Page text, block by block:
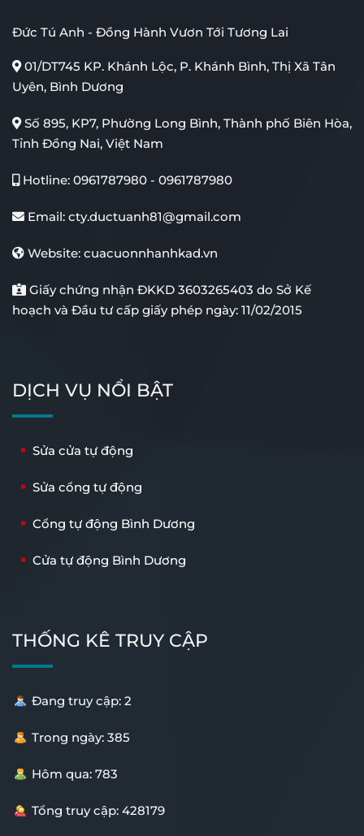
Đức Tú Anh - Đồng Hành Vươn Tới Tương Lai
01/DT745 KP. Khánh Lộc, P. Khánh Bình, Thị Xã Tân
Uyên, Bình Dương
Số 895, KP7, Phường Long Bình, Thành phố Biên Hòa,
Tỉnh Đồng Nai, Việt Nam
Hotline: 0961787980 - 0961787980
Email: cty.ductuanh81@gmail.com
Website: cuacuonnhanhkad.vn
Giấy chứng nhận ĐKKD 3603265403 do Sở Kế
hoạch và Đầu tư cấp giấy phép ngày: 11/02/2015
DỊCH VỤ NỔI BẬT
Sửa cửa tự động
Sửa cổng tự động
Cổng tự động Bình Dương
Cửa tự động Bình Dương
THỐNG KÊ TRUY CẬP
Đang truy cập: 2
Trong ngày: 385
Hôm qua: 783
Tổng truy cập: 428179